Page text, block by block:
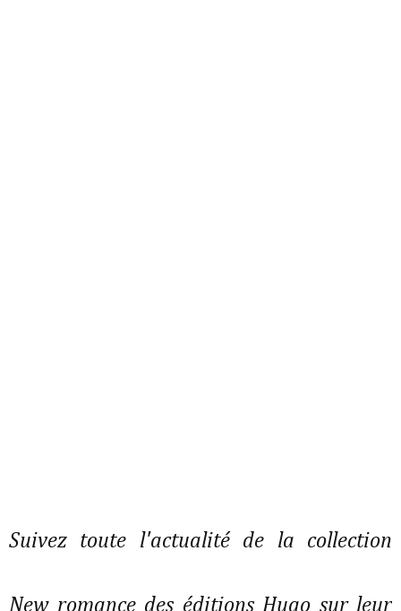
Suivez toute l'actualité de la collection
New romance des éditions Hugo sur leur